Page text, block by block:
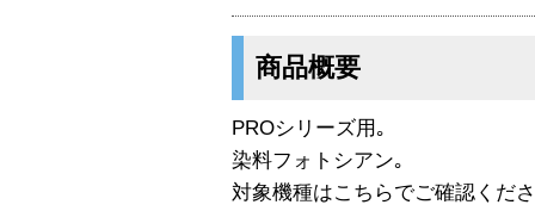
商品概要
PROシリーズ用｡
染料フォトシアン｡
対象機種はこちらでご確認くだ